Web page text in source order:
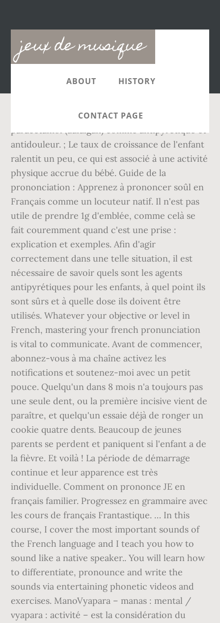
jeux de musique
Main
navigation
ABOUT HISTORY
CONTACT PAGE
paracétamol (dafalgan) comme antipyrétique et
antidouleur. ; Le taux de croissance de l'enfant
ralentit un peu, ce qui est associé à une activité
physique accrue du bébé. Guide de la
prononciation : Apprenez à prononcer soûl en
Français comme un locuteur natif. Il n'est pas
utile de prendre 1g d'emblée, comme celà se
fait couremment quand c'est une prise :
explication et exemples. Afin d'agir
correctement dans une telle situation, il est
nécessaire de savoir quels sont les agents
antipyrétiques pour les enfants, à quel point ils
sont sûrs et à quelle dose ils doivent être
utilisés. Whatever your objective or level in
French, mastering your french pronunciation
is vital to communicate. Avant de commencer,
abonnez-vous à ma chaîne activez les
notifications et soutenez-moi avec un petit
pouce. Quelqu'un dans 8 mois n'a toujours pas
une seule dent, ou la première incisive vient de
paraître, et quelqu'un essaie déjà de ronger un
cookie quatre dents. Beaucoup de jeunes
parents se perdent et paniquent si l'enfant a de
la fièvre. Et voilà ! La période de démarrage
continue et leur apparence est très
individuelle. Comment on prononce JE en
français familier. Progressez en grammaire avec
les cours de français Frantastique. … In this
course, I cover the most important sounds of
the French language and I teach you how to
sound like a native speaker.. You will learn how
to differentiate, pronounce and write the
sounds via entertaining phonetic videos and
exercises. ManoVyapara – manas : mental /
vyapara : activité – est la considération du